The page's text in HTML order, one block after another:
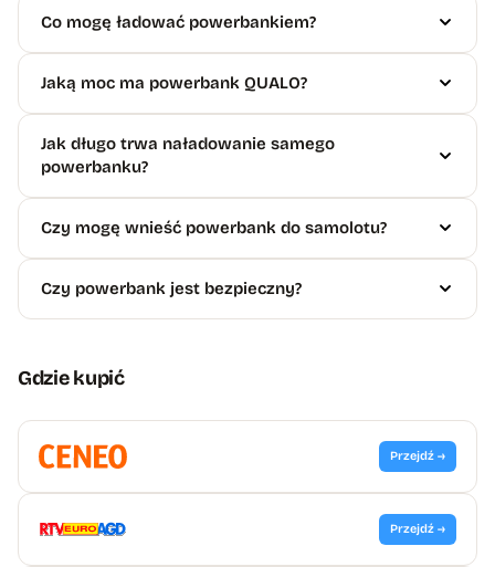
Co mogę ładować powerbankiem?
Jaką moc ma powerbank QUALO?
Jak długo trwa naładowanie samego
powerbanku?
Czy mogę wnieść powerbank do samolotu?
Czy powerbank jest bezpieczny?
Gdzie kupić
Przejdź →
Przejdź →